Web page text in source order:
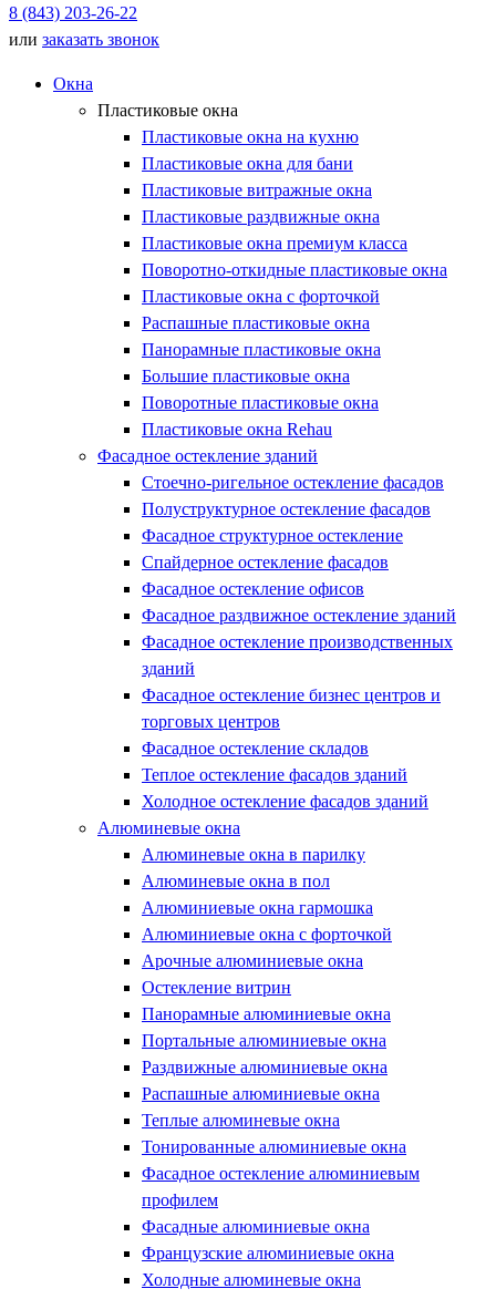
8 (843) 203-26-22
или заказать звонок
Окна
Пластиковые окна
Пластиковые окна на кухню
Пластиковые окна для бани
Пластиковые витражные окна
Пластиковые раздвижные окна
Пластиковые окна премиум класса
Поворотно-откидные пластиковые окна
Пластиковые окна с форточкой
Распашные пластиковые окна
Панорамные пластиковые окна
Большие пластиковые окна
Поворотные пластиковые окна
Пластиковые окна Rehau
Фасадное остекление зданий
Стоечно-ригельное остекление фасадов
Полуструктурное остекление фасадов
Фасадное структурное остекление
Спайдерное остекление фасадов
Фасадное остекление офисов
Фасадное раздвижное остекление зданий
Фасадное остекление производственных
зданий
Фасадное остекление бизнес центров и
торговых центров
Фасадное остекление складов
Теплое остекление фасадов зданий
Холодное остекление фасадов зданий
Алюминевые окна
Алюминевые окна в парилку
Алюминевые окна в пол
Алюминиевые окна гармошка
Алюминиевые окна с форточкой
Арочные алюминиевые окна
Остекление витрин
Панорамные алюминиевые окна
Портальные алюминиевые окна
Раздвижные алюминиевые окна
Распашные алюминиевые окна
Теплые алюминевые окна
Тонированные алюминиевые окна
Фасадное остекление алюминиевым
профилем
Фасадные алюминиевые окна
Французские алюминиевые окна
Холодные алюминевые окна